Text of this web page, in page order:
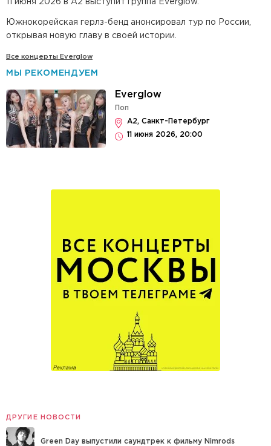
11 июня 2026 в А2 выступит группа Everglow.
Южнокорейская герлз-бенд анонсировал тур по России,
открывая новую главу в своей истории.
Все концерты Everglow
МЫ РЕКОМЕНДУЕМ
Everglow
Поп
А2, Санкт-Петербург
11 июня 2026, 20:00
ДРУГИЕ НОВОСТИ
Green Day выпустили саундтрек к фильму Nimrods